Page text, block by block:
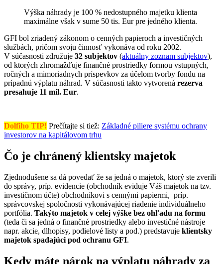
Výška náhrady je 100 % nedostupného majetku klienta
maximálne však v sume 50 tis. Eur pre jedného klienta.
GFI bol zriadený zákonom o cenných papieroch a investičných
službách, pričom svoju činnosť vykonáva od roku 2002.
V súčasnosti združuje 32 subjektov (aktuálny zoznam subjektov),
od ktorých zhromažďuje finančné prostriedky formou vstupných,
ročných a mimoriadnych príspevkov za účelom tvorby fondu na
prípadnú výplatu náhrad. V súčasnosti takto vytvorená rezerva
presahuje 11 mil. Eur.
Dolfiho TIP! Prečítajte si tiež: Základné piliere systému ochrany
investorov na kapitálovom trhu
Čo je chránený klientsky majetok
Zjednodušene sa dá povedať že sa jedná o majetok, ktorý ste zverili
do správy, príp. evidencie (obchodník eviduje Váš majetok na tzv.
investičnom účte) obchodníkovi s cennými papiermi, príp.
správcovskej spoločnosti vykonávajúcej riadenie individuálneho
portfólia. Takýto majetok v celej výške bez ohľadu na formu
(teda či sa jedná o finančné prostriedky alebo investičné nástroje
napr. akcie, dlhopisy, podielové listy a pod.) predstavuje klientsky
majetok spadajúci pod ochranu GFI.
Kedy máte nárok na výplatu náhrady za